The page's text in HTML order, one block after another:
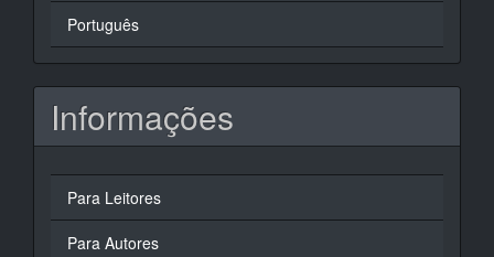
Português
Informações
Para Leitores
Para Autores